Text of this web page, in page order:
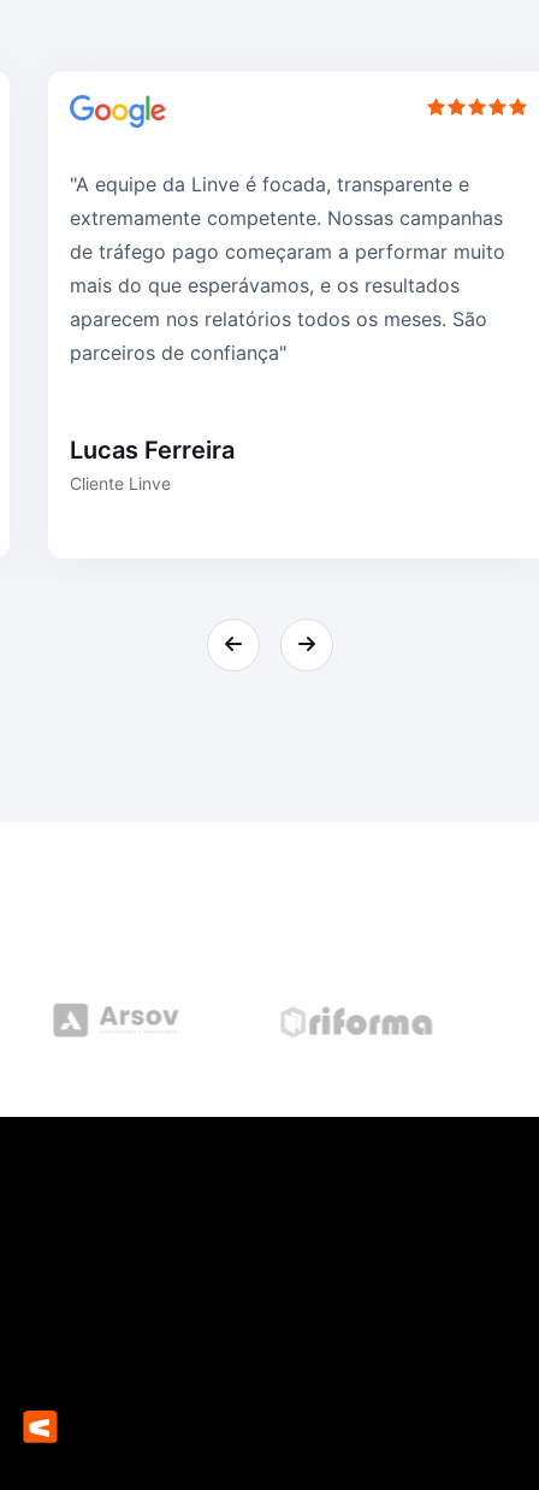
"A equipe da Linve é focada, transparente e
extremamente competente. Nossas campanhas
de tráfego pago começaram a performar muito
mais do que esperávamos, e os resultados
aparecem nos relatórios todos os meses. São
parceiros de confiança"
Lucas Ferreira
Cliente Linve